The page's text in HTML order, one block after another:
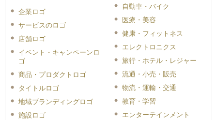
企業ロゴ
サービスのロゴ
店舗ロゴ
イベント・キャンペーンロ
ゴ
商品・プロダクトロゴ
タイトルロゴ
地域ブランディングロゴ
施設ロゴ
自動車・バイク
医療・美容
健康・フィットネス
エレクトロニクス
旅行・ホテル・レジャー
流通・小売・販売
物流・運輸・交通
教育・学習
エンターテインメント